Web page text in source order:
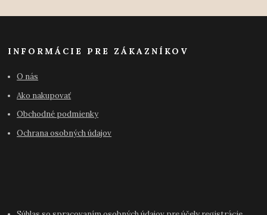
INFORMÁCIE PRE ZÁKAZNÍKOV
O nás
Ako nakupovať
Obchodné podmienky
Ochrana osobných údajov